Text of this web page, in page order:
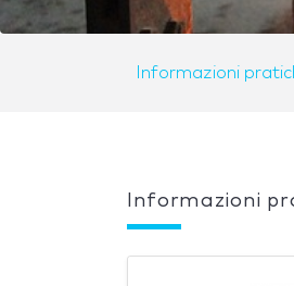
Informazioni
Informazioni